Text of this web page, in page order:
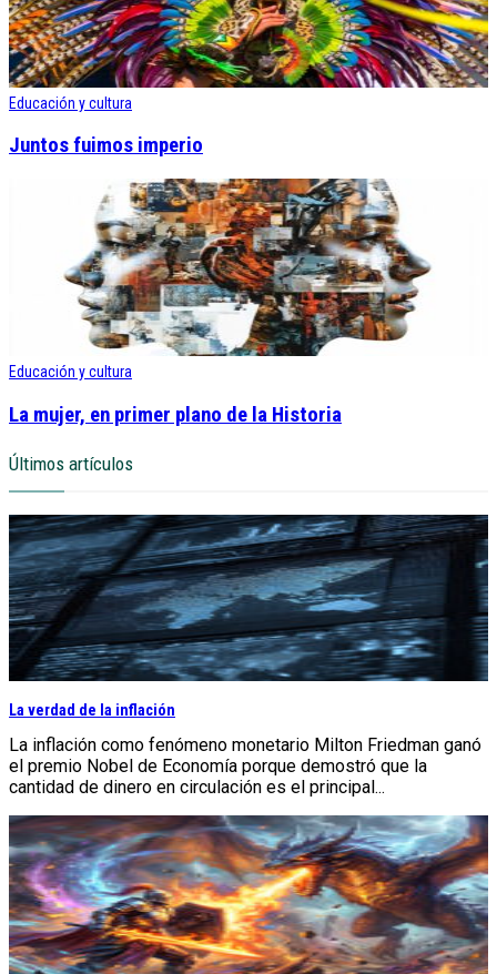
Educación y cultura
Juntos fuimos imperio
Educación y cultura
La mujer, en primer plano de la Historia
Últimos artículos
La verdad de la inflación
La inflación como fenómeno monetario Milton Friedman ganó
el premio Nobel de Economía porque demostró que la
cantidad de dinero en circulación es el principal...